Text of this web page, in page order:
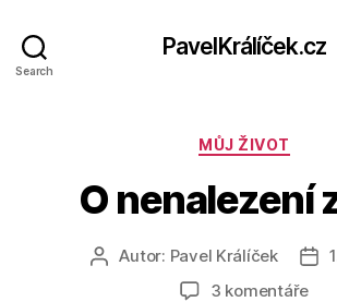
Search
PavelKrálíček.cz
Rubriky
MŮJ ŽIVOT
O nenalezení
AutorAutor: Pavel Králíček
3 komentářeu